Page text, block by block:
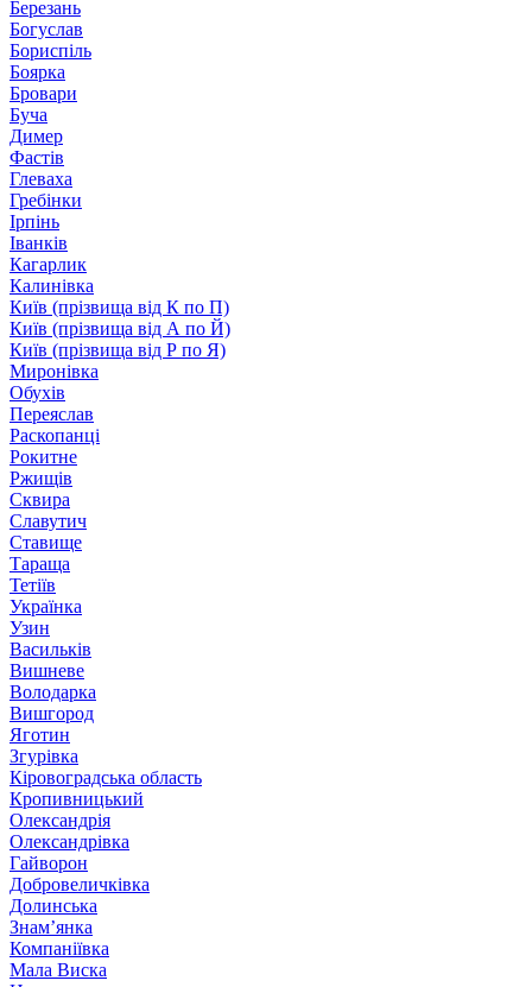
Березань
Богуслав
Бориспіль
Боярка
Бровари
Буча
Димер
Фастів
Глеваха
Гребінки
Ірпінь
Іванків
Кагарлик
Калинівка
Київ (прізвища від К по П)
Київ (прізвища від А по Й)
Київ (прізвища від Р по Я)
Миронівка
Обухів
Переяслав
Раскопанці
Рокитне
Ржищів
Сквира
Славутич
Ставище
Тараща
Тетіїв
Українка
Узин
Васильків
Вишневе
Володарка
Вишгород
Яготин
Згурівка
Кіровоградська область
Кропивницький
Олександрія
Олександрівка
Гайворон
Добровеличківка
Долинська
Знам’янка
Компаніївка
Мала Виска